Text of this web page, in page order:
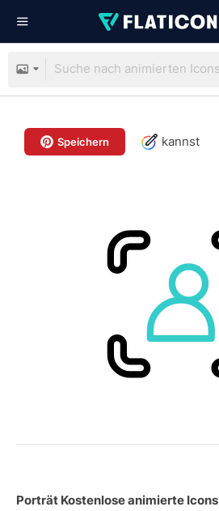
Speichern kannst
Porträt Kostenlose animierte Icons